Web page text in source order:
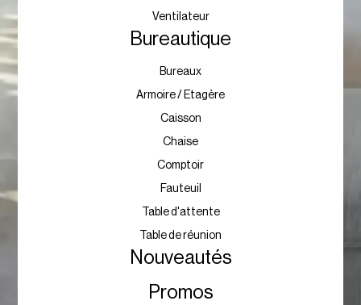
Ventilateur
Bureautique
Bureaux
Armoire / Etagère
Caisson
Chaise
Comptoir
Fauteuil
Table d'attente
Table de réunion
Nouveautés
Promos